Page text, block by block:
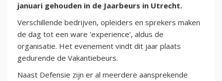
januari gehouden in de Jaarbeurs in Utrecht.
Verschillende bedrijven, opleiders en sprekers maken
de dag tot een ware 'experience', aldus de
organisatie. Het evenement vindt dit jaar plaats
gedurende de Vakantiebeurs.
Naast Defensie zijn er al meerdere aansprekende